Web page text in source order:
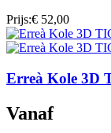
Prijs:€ 52,00
Erreà Kole 3D
Vanaf